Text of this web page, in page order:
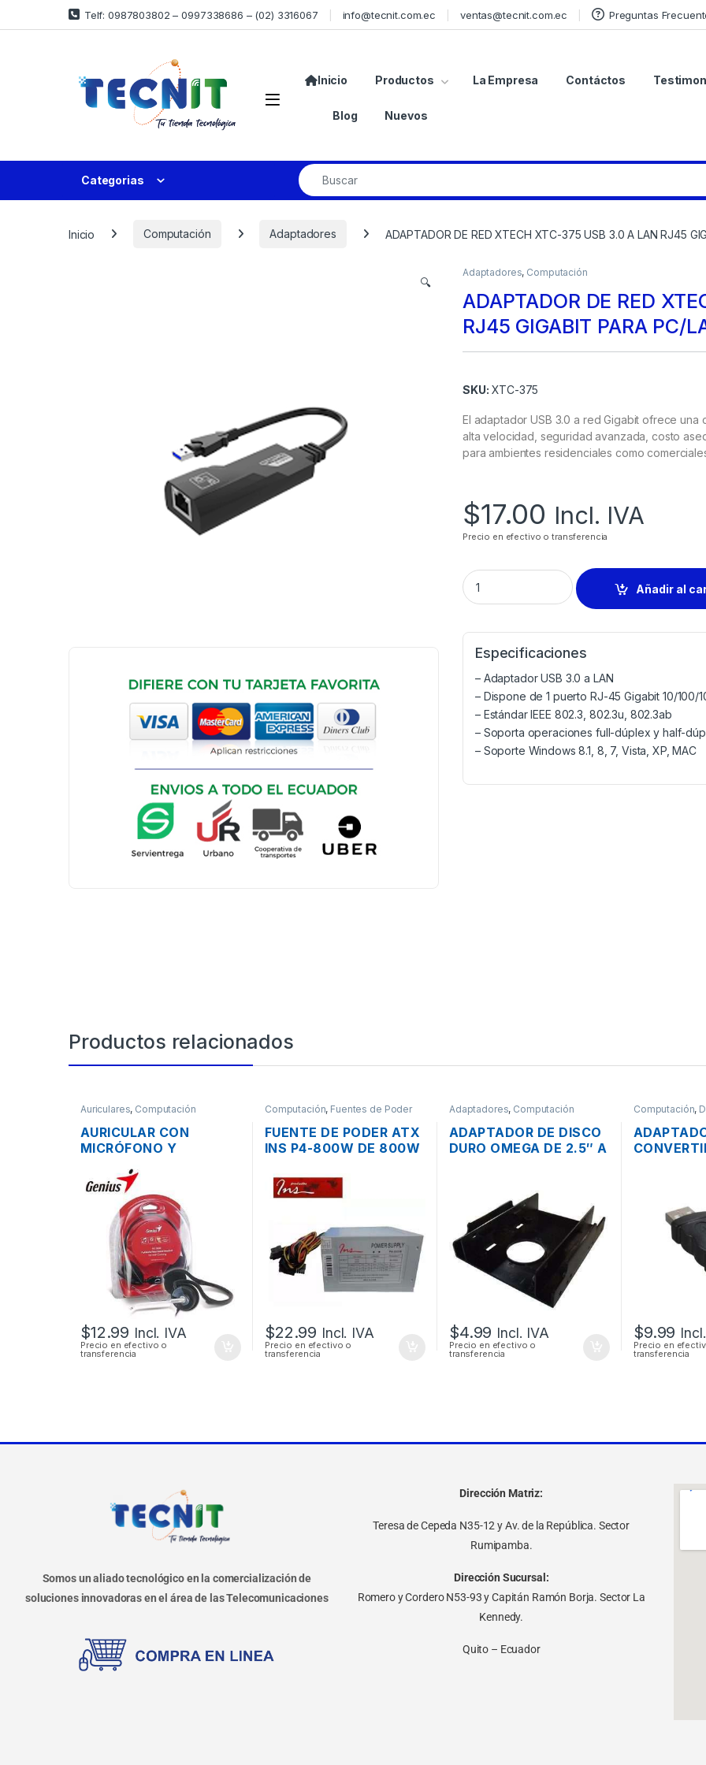
Telf: 0987803802 – 0997338686 – (02) 3316067 info@tecnit.com.ec ventas@tecnit.com.ec Preguntas
Inicio Productos La Empresa Contáctos
Blog Nuevos
Categorias
Inicio Computación Adaptadores ADAPTADOR DE RED XTECH XTC-375 USB 3.0 A LAN RJ45
🔍
Adaptadores, Computación
ADAPTADOR DE RED
RJ45 GIGABIT PARA PC/
SKU: XTC-375
El adaptador USB 3.0 a red Gigabit ofrece
alta velocidad, seguridad avanzada, costo
para ambientes residenciales como
$17.00 Incl. IVA
Precio en efectivo o transferencia
Añadir al
Especificaciones
– Adaptador USB 3.0 a LAN
– Dispone de 1 puerto RJ-45 Gigabit 10/100/
– Estándar IEEE 802.3, 802.3u, 802.3ab
– Soporta operaciones full-dúplex y half-
– Soporte Windows 8.1, 8, 7, Vista, XP, MAC
Productos relacionados
Auriculares, Computación
AURICULAR CON
MICRÓFONO Y
GENIUS HS-300N PLUG
3.5MM PLEGABLE
$12.99 Incl. IVA
Precio en efectivo o
transferencia
Computación, Fuentes de Poder
FUENTE DE PODER ATX
INS P4-800W DE 800W
SATA/IDE 38A
$22.99 Incl. IVA
Precio en efectivo o
transferencia
Adaptadores, Computación
ADAPTADOR DE DISCO
DURO OMEGA DE 2.5″ A
$4.99 Incl. IVA
Precio en efectivo o
transferencia
Computación,
$9.99
Precio en
transferencia
Somos un aliado tecnológico en la comercialización de
soluciones innovadoras en el área de las Telecomunicaciones
Dirección Matriz:
Teresa de Cepeda N35-12 y Av. de la República. Sector
Rumipamba.
Dirección Sucursal:
Romero y Cordero N53-93 y Capitán Ramón Borja. Sector La
Kennedy.
Quito – Ecuador